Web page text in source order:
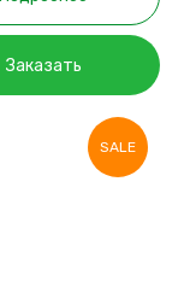
Заказать
SALE